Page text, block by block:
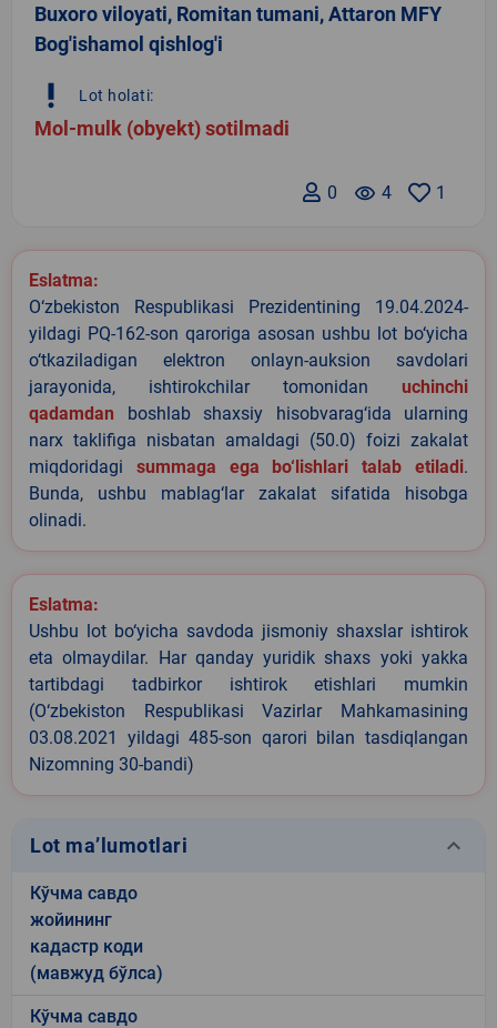
Buxoro viloyati, Romitan tumani, Attaron MFY
Bog'ishamol qishlog'i
priority_high Lot holati:
Mol-mulk (obyekt) sotilmadi
1
remove_red_eye 4
0
Eslatma:
O‘zbekiston Respublikasi Prezidentining 19.04.2024-
yildagi PQ-162-son qaroriga asosan ushbu lot bo‘yicha
o‘tkaziladigan elektron onlayn-auksion savdolari
jarayonida, ishtirokchilar tomonidan uchinchi
qadamdan boshlab shaxsiy hisobvarag‘ida ularning
narx taklifiga nisbatan amaldagi (50.0) foizi zakalat
miqdoridagi summaga ega bo‘lishlari talab etiladi.
Bunda, ushbu mablag‘lar zakalat sifatida hisobga
olinadi.
Eslatma:
Ushbu lot bo‘yicha savdoda jismoniy shaxslar ishtirok
eta olmaydilar. Har qanday yuridik shaxs yoki yakka
tartibdagi tadbirkor ishtirok etishlari mumkin
(O‘zbekiston Respublikasi Vazirlar Mahkamasining
03.08.2021 yildagi 485-son qarori bilan tasdiqlangan
Nizomning 30-bandi)
Lot ma’lumotlari keyboard_arrow_down
Кўчма савдо
жойининг
кадастр коди
(мавжуд бўлса)
Кўчма савдо